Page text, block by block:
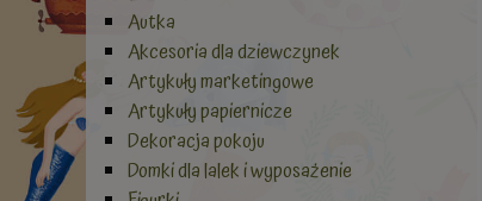
Autka
Akcesoria dla dziewczynek
Artykuły marketingowe
Artykuły papiernicze
Dekoracja pokoju
Domki dla lalek i wyposażenie